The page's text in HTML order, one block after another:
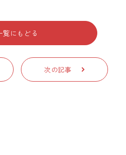
覧にもどる
次の記事